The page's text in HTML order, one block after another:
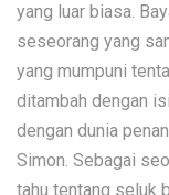
yang luar biasa.
seseorang yang
yang mumpuni
ditambah dengan
dengan dunia
Simon. Sebagai
tahu tentang seluk